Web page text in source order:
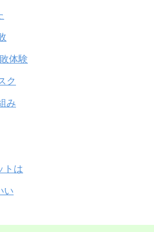
体験
ク
み
トは
い